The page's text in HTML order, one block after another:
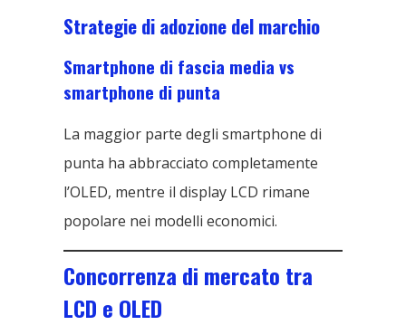
Strategie di adozione del marchio
Smartphone di fascia media vs
smartphone di punta
La maggior parte degli smartphone di
punta ha abbracciato completamente
l’OLED, mentre il display LCD rimane
popolare nei modelli economici.
Concorrenza di mercato tra
LCD e OLED